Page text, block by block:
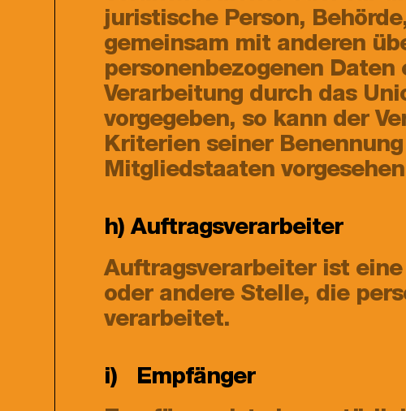
juristische Person,
gemeinsam mit anderen
personenbezogenen
Verarbeitung durch das
vorgegeben, so kann der
Kriterien seiner
Mitgliedstaaten
h) Auftragsverarbeiter
Auftragsverarbeiter ist
oder andere Stelle, die
verarbeitet.
i) Empfänger